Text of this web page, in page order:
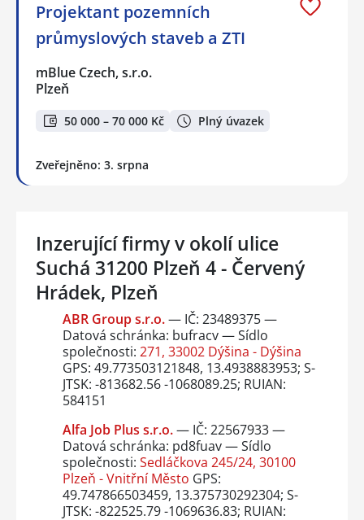
Projektant pozemních
průmyslových staveb a ZTI
mBlue Czech, s.r.o.
Plzeň
50 000 – 70 000 Kč Plný úvazek
Zveřejněno: 3. srpna
Inzerující firmy v okolí ulice
Suchá 31200 Plzeň 4 - Červený
Hrádek, Plzeň
ABR Group s.r.o.— IČ: 23489375 —
Datová schránka: bufracv — Sídlo
společnosti: 271, 33002 Dýšina - Dýšina
GPS: 49.773503121848, 13.4938883953; S-
JTSK: -813682.56 -1068089.25; RUIAN:
584151
Alfa Job Plus s.r.o.— IČ: 22567933 —
Datová schránka: pd8fuav — Sídlo
společnosti: Sedláčkova 245/24, 30100
Plzeň - Vnitřní Město GPS:
49.747866503459, 13.375730292304; S-
JTSK: -822525.79 -1069636.83; RUIAN: